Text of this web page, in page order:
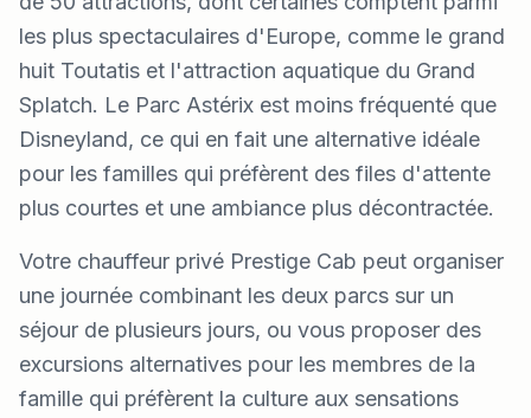
les plus spectaculaires d'Europe, comme le grand
huit Toutatis et l'attraction aquatique du Grand
Splatch. Le Parc Astérix est moins fréquenté que
Disneyland, ce qui en fait une alternative idéale
pour les familles qui préfèrent des files d'attente
plus courtes et une ambiance plus décontractée.
Votre chauffeur privé Prestige Cab peut organiser
une journée combinant les deux parcs sur un
séjour de plusieurs jours, ou vous proposer des
excursions alternatives pour les membres de la
famille qui préfèrent la culture aux sensations